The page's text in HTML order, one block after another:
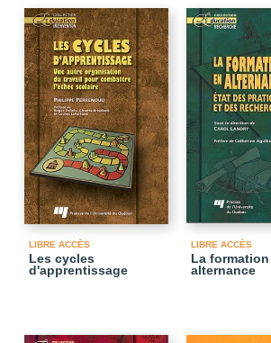
LIBRE ACCÈS
Les cycles
d'apprentissage
LIBRE ACCÈS
La formation
alternance